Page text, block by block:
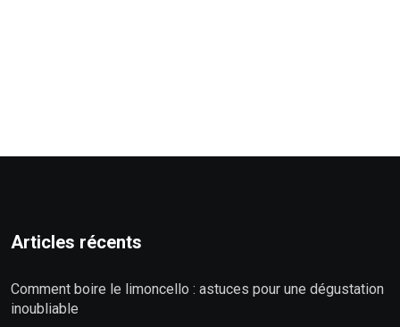
Articles récents
Comment boire le limoncello : astuces pour une dégustation
inoubliable